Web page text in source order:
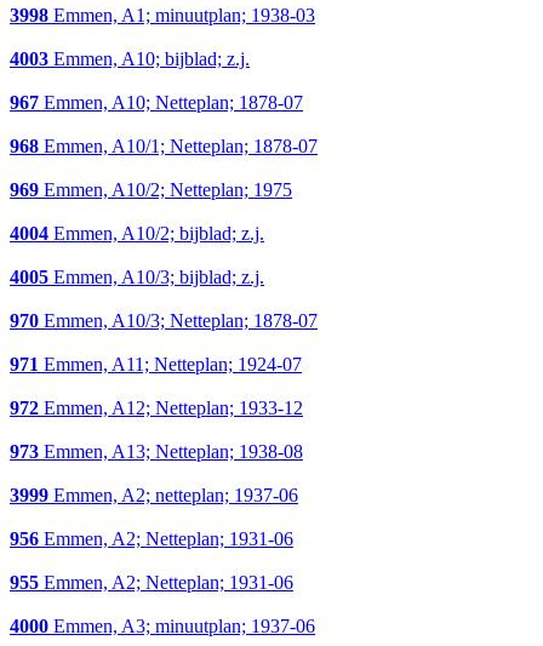
3998 Emmen, A1; minuutplan; 1938-03
4003 Emmen, A10; bijblad; z.j.
967 Emmen, A10; Netteplan; 1878-07
968 Emmen, A10/1; Netteplan; 1878-07
969 Emmen, A10/2; Netteplan; 1975
4004 Emmen, A10/2; bijblad; z.j.
4005 Emmen, A10/3; bijblad; z.j.
970 Emmen, A10/3; Netteplan; 1878-07
971 Emmen, A11; Netteplan; 1924-07
972 Emmen, A12; Netteplan; 1933-12
973 Emmen, A13; Netteplan; 1938-08
3999 Emmen, A2; netteplan; 1937-06
956 Emmen, A2; Netteplan; 1931-06
955 Emmen, A2; Netteplan; 1931-06
4000 Emmen, A3; minuutplan; 1937-06